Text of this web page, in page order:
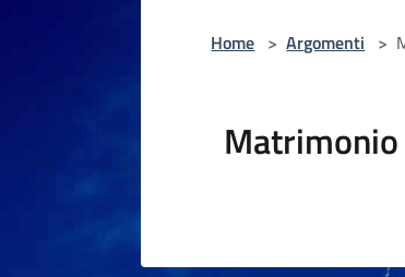
Home > Argomenti >
Matrimonio